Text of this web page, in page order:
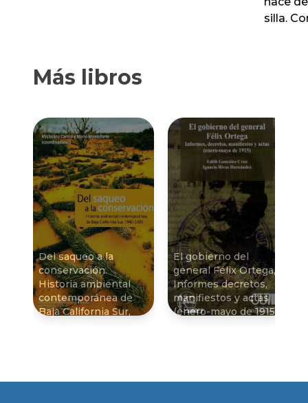
silla.
Más libros
Del saqueo a la
conservación.
Historia ambiental
contemporánea de
Baja California Sur,
El gobierno del
general Félix Ortega,
Informes decretos,
manifiestos y actas
(enero-mayo de 1915)